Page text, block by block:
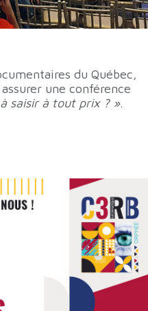
du Québec,
une conférence
saisir à tout prix ? ».